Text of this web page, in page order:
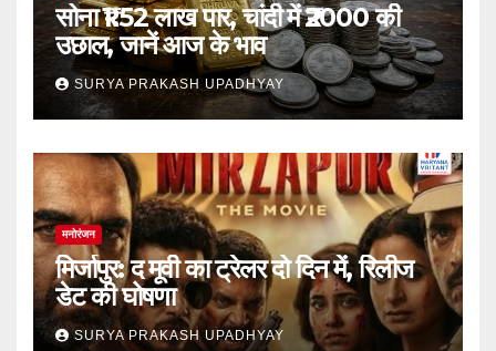
सोना ₹1.52 लाख पार, चांदी में ₹2000 की
उछाल, जानें आज के भाव
SURYA PRAKASH UPADHYAY
मनोरंजन
मिर्जापुर: द मूवी का ट्रेलर दो दिन में, रिलीज
डेट की घोषणा
SURYA PRAKASH UPADHYAY